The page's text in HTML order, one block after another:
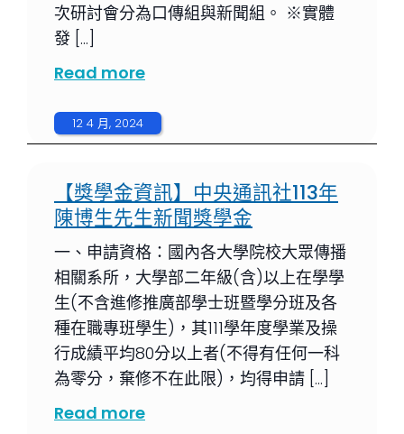
次研討會分為口傳組與新聞組。 ※實體
發 […]
Read more
12 4 月, 2024
【獎學金資訊】中央通訊社113年
陳博生先生新聞獎學金
一、申請資格：國內各大學院校大眾傳播
相關系所，大學部二年級(含)以上在學學
生(不含進修推廣部學士班暨學分班及各
種在職專班學生)，其111學年度學業及操
行成績平均80分以上者(不得有任何一科
為零分，棄修不在此限)，均得申請 […]
Read more